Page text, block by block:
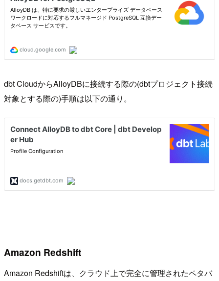
dbt CloudからAlloyDBに接続する際の(dbtプロジェクト接続
対象とする際の)手順は以下の通り。
Amazon Redshift
Amazon Redshiftは、クラウド上で完全に管理されたペタバ